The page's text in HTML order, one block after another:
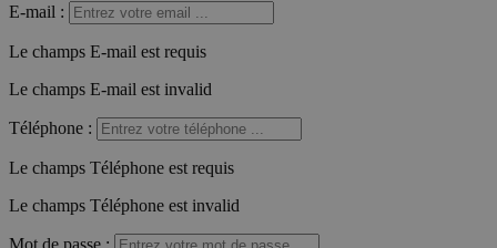
E-mail :
Le champs E-mail est requis
Le champs E-mail est invalid
Téléphone :
Le champs Téléphone est requis
Le champs Téléphone est invalid
Mot de passe :